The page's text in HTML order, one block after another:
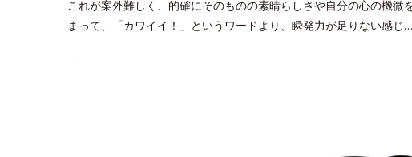
これが案外難しく、的確にそのものの素晴らしさや自分の心の機
まって、「カワイイ！」というワードより、瞬発力が足りない感じ…